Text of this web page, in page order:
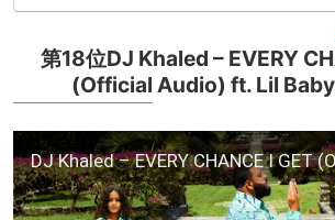
第18位DJ Khaled – EVERY
(Official Audio) ft. Lil